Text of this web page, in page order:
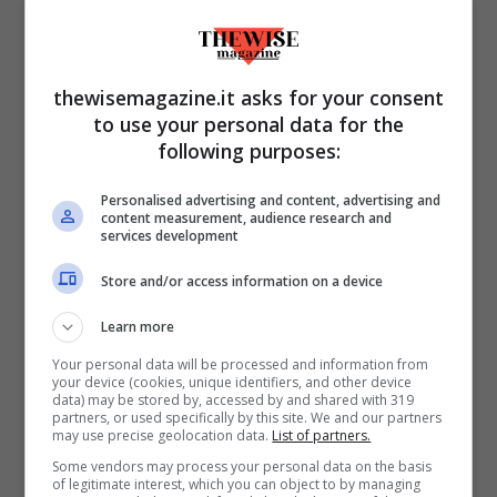
La fine degli anni ottanta e l’inizio degli
anni novanta videro l’associazione che
finora si era occupata dell’organizzazione
della fiera, Immagine, passare di mano e
autonomo Max Massimino Garnier,
dedicato all’omonimo autore morto nel
1985. Nel 1992, con la diciannovesima
edizione organizzata da Immagine, il
Salone Internazionale dei Comics finì la
propria avventura nella città toscana,
poiché secondo Rinaldo Traini, divenuto
nel mentre direttore culturale di Immagine,
thewisemagazine.it asks for your consent
to use your personal data for the
following purposes:
Personalised advertising and content, advertising and
content measurement, audience research and
services development
Store and/or access information on a device
Learn more
Your personal data will be processed and information from
your device (cookies, unique identifiers, and other device
data) may be stored by, accessed by and shared with 319
partners, or used specifically by this site. We and our partners
may use precise geolocation data. List of partners.
Some vendors may process your personal data on the basis
of legitimate interest, which you can object to by managing